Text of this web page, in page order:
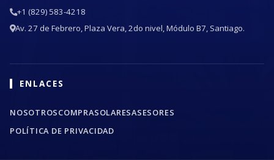
+1 (829) 583-4218
Av. 27 de Febrero, Plaza Vera, 2do nivel, Módulo B7, Santiago.
ENLACES
NOSOTROSCOMPRASOLARESASESORES
POLÍTICA DE PRIVACIDAD